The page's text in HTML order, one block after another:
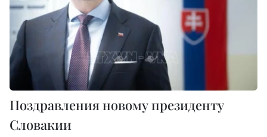
Поздравления новому президенту
Словакии